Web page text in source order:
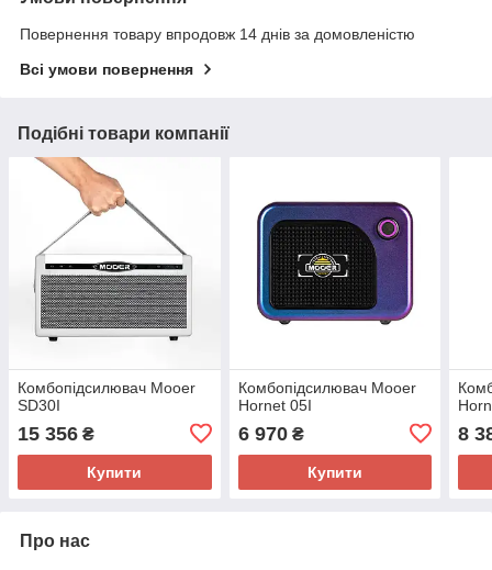
Повернення товару впродовж 14 днів за домовленістю
Всі умови повернення
Подібні товари компанії
Комбопідсилювач Mooer
SD30I
15 356 ₴
Купити
Комбопідсилювач Mooer
Hornet 05I
6 970₴
Купити
8
Про нас